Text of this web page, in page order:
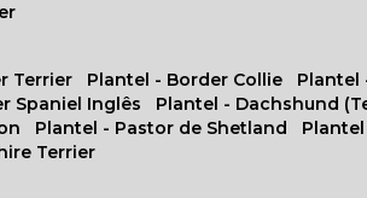
Terrier
Plantel - Border Collie
Spaniel Inglês
Plantel - Dachshund
Plantel - Pastor de Shetland
Terrier